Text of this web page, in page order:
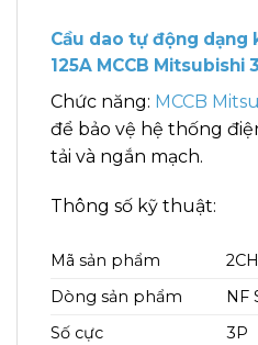
Cầu dao tự động dạng
125A MCCB Mitsubishi
Chức năng: MCCB
để bảo vệ hệ thống
tải và ngắn mạch.
Thông số kỹ thuật:
Mã sản phẩm
Dòng sản phẩm
NF
Số cực
3P